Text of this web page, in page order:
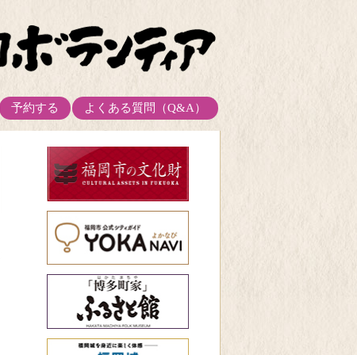
予約する よくある質問（Q&A）